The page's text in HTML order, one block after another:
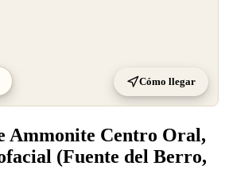
Cómo llegar
Ammonite Centro Oral,
(Fuente del Berro,